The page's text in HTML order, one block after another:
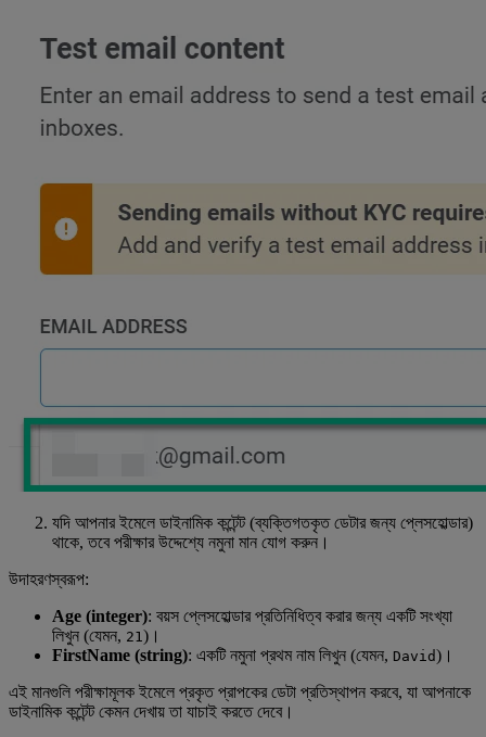
যদি আপনার ইমেলে ডাইনামিক কন্টেন্ট (ব্যক্তিগতকৃত ডেটার জন্য প্লেসহোল্ডার)
থাকে, তবে পরীক্ষার উদ্দেশ্যে নমুনা মান যোগ করুন।
উদাহরণস্বরূপ:
Age (integer): বয়স প্লেসহোল্ডার প্রতিনিধিত্ব করার জন্য একটি সংখ্যা
লিখুন (যেমন, 21 )।
FirstName (string): একটি নমুনা প্রথম নাম লিখুন (যেমন, David)।
এই মানগুলি পরীক্ষামূলক ইমেলে প্রকৃত প্রাপকের ডেটা প্রতিস্থাপন করবে, যা আপনাকে
ডাইনামিক কন্টেন্ট কেমন দেখায় তা যাচাই করতে দেবে।